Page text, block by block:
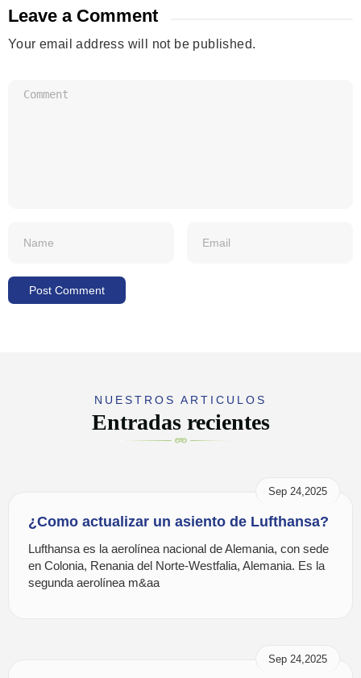
Leave a Comment
Your email address will not be published.
NUESTROS ARTICULOS
Entradas recientes
Sep 24,2025
¿Como actualizar un asiento de Lufthansa?
Lufthansa es la aerolínea nacional de Alemania, con sede
en Colonia, Renania del Norte-Westfalia, Alemania. Es la
segunda aerolínea m&aa
Sep 24,2025